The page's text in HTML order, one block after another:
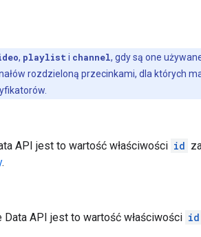
, playlist i channel, gdy są one
rozdzieloną przecinkami, dla których
API jest to wartość właściwości id
.
Data API jest to wartość właściwości id